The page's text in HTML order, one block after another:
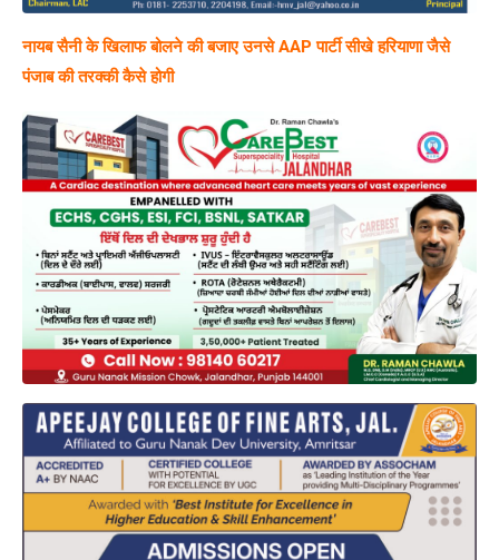
नायब सैनी के खिलाफ बोलने की बजाए उनसे AAP पार्टी सीखे हरियाणा जैसे
पंजाब की तरक्की कैसे होगी